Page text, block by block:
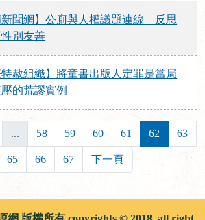
新聞網】公廁與人權議題連線 反思
別友善
特赦組織】將童書出版人定罪是當局
的荒謬實例
... 58 59 60 61 62 63
65 66 67 下一頁